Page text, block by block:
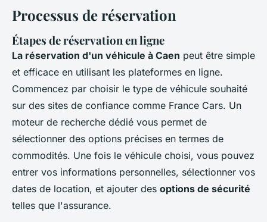
Processus de réservation
Étapes de réservation en ligne
La réservation d'un véhicule à Caen peut être simple
et efficace en utilisant les plateformes en ligne.
Commencez par choisir le type de véhicule souhaité
sur des sites de confiance comme France Cars. Un
moteur de recherche dédié vous permet de
sélectionner des options précises en termes de
commodités. Une fois le véhicule choisi, vous pouvez
entrer vos informations personnelles, sélectionner vos
dates de location, et ajouter des options de sécurité
telles que l'assurance.